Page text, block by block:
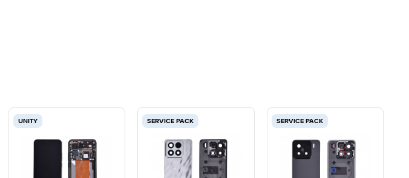
UNITY SERVICE PACK SERVICE PACK